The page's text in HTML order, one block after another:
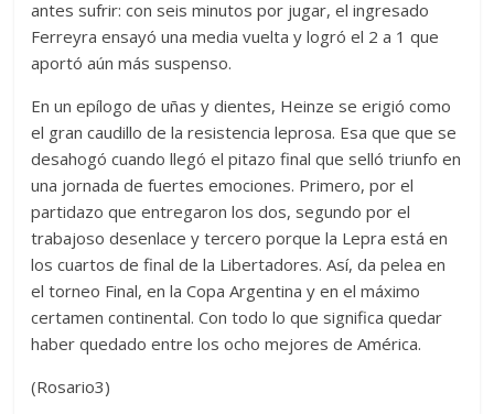
antes sufrir: con seis minutos por jugar, el ingresado
Ferreyra ensayó una media vuelta y logró el 2 a 1 que
aportó aún más suspenso.
En un epílogo de uñas y dientes, Heinze se erigió como
el gran caudillo de la resistencia leprosa. Esa que que se
desahogó cuando llegó el pitazo final que selló triunfo en
una jornada de fuertes emociones. Primero, por el
partidazo que entregaron los dos, segundo por el
trabajoso desenlace y tercero porque la Lepra está en
los cuartos de final de la Libertadores. Así, da pelea en
el torneo Final, en la Copa Argentina y en el máximo
certamen continental. Con todo lo que significa quedar
haber quedado entre los ocho mejores de América.
(Rosario3)